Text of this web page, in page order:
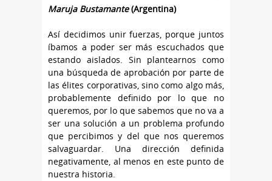
Maruja Bustamante (Argentina)
Así decidimos unir fuerzas, porque juntos
íbamos a poder ser más escuchados que
estando aislados. Sin plantearnos como
una búsqueda de aprobación por parte de
las élites corporativas, sino como algo más,
probablemente definido por lo que no
queremos, por lo que sabemos que no va a
ser una solución a un problema profundo
que percibimos y del que nos queremos
salvaguardar. Una dirección definida
negativamente, al menos en este punto de
nuestra historia.